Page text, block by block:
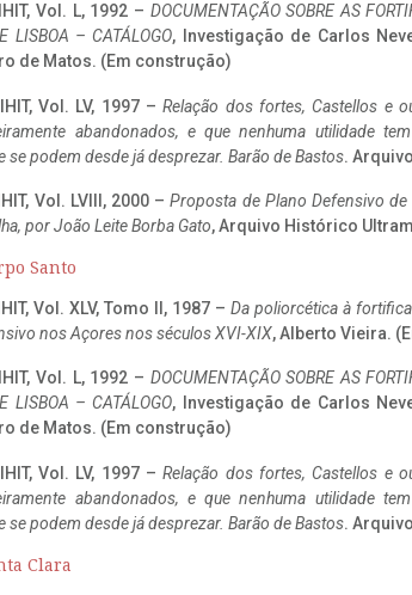
Vol. L, 1992 – DOCUMENTAÇÃO SOBRE AS
LISBOA – CATÁLOGO, Investigação de Carlos
de Matos. (Em construção)
Vol. LV, 1997 –Relação dos fortes, Castellos e
abandonados, e que nenhuma utilidade
se podem desde já desprezar. Barão de Bastos.
Vol. LVIII, 2000 –Proposta de Plano Defensivo
por João Leite Borba Gato, Arquivo Histórico
Santo
Vol. XLV, Tomo II, 1987 – Da poliorcética à
nos Açores nos séculos XVI-XIX, Alberto Vieira.
Vol. L, 1992 – DOCUMENTAÇÃO SOBRE AS
LISBOA – CATÁLOGO, Investigação de Carlos
de Matos. (Em construção)
Vol. LV, 1997 –Relação dos fortes, Castellos e
abandonados, e que nenhuma utilidade
se podem desde já desprezar. Barão de Bastos.
Clara